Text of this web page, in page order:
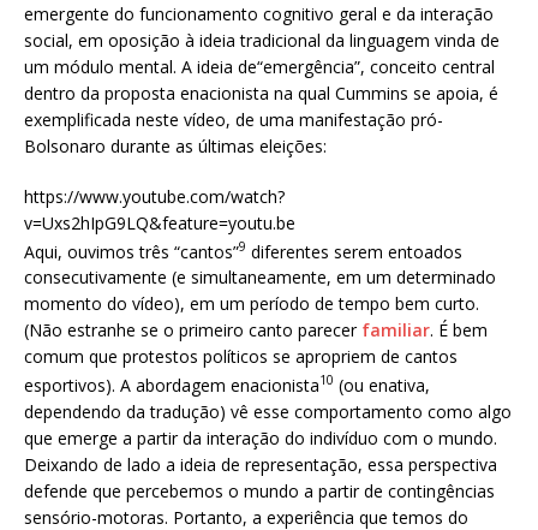
emergente do funcionamento cognitivo geral e da interação
social, em oposição à ideia tradicional da linguagem vinda de
um módulo mental. A ideia de“emergência”, conceito central
dentro da proposta enacionista na qual Cummins se apoia, é
exemplificada neste vídeo, de uma manifestação pró-
Bolsonaro durante as últimas eleições:
https://www.youtube.com/watch?
v=Uxs2hIpG9LQ&feature=youtu.be
Aqui, ouvimos três “cantos”9 diferentes serem entoados
consecutivamente (e simultaneamente, em um determinado
momento do vídeo), em um período de tempo bem curto.
(Não estranhe se o primeiro canto parecer familiar. É bem
comum que protestos políticos se apropriem de cantos
esportivos). A abordagem enacionista10 (ou enativa,
dependendo da tradução) vê esse comportamento como algo
que emerge a partir da interação do indivíduo com o mundo.
Deixando de lado a ideia de representação, essa perspectiva
defende que percebemos o mundo a partir de contingências
sensório-motoras. Portanto, a experiência que temos do